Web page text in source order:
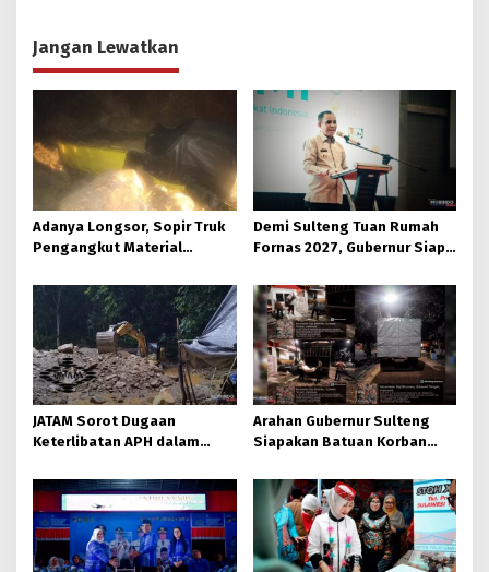
Jangan Lewatkan
Adanya Longsor, Sopir Truk
Pengangkut Material
Korban
Demi Sulteng Tuan Rumah
Fornas 2027, Gubernur Siap
JATAM Sorot Dugaan
Keterlibatan APH dalam
Arahan Gubernur Sulteng
Siapakan Batuan Korban
Moutong Gerak Cepat
Distribusi